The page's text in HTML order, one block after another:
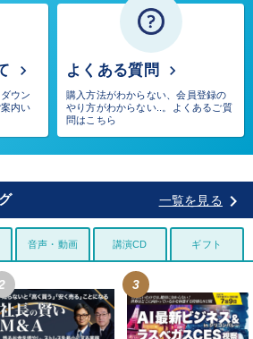
keyboard_arrow_right
ウン
内い
よくある質問 keyboard_arrow_right
購入方法がわからない、会員登録の
やり方がわからない..。よくあるご質
問はこちら
一覧を見る keyboard_arrow_right
音声・動画 講演CD ギフト
3